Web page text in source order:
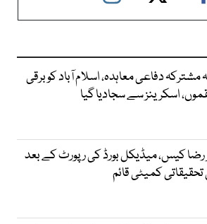
دفاعی معاہدہ، اسلام آباد کو برقی
اسکرینز سے سجادیا گیا
رضا کیس، میڈیکل بورڈ کی رپورٹ کے بعد
تحقیقاتی کمیٹی قائم